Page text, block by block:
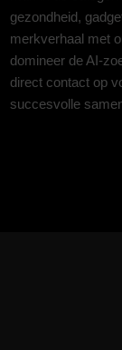
gezondheid,
merkverhaal met
domineer de AI-
direct contact op
succesvolle